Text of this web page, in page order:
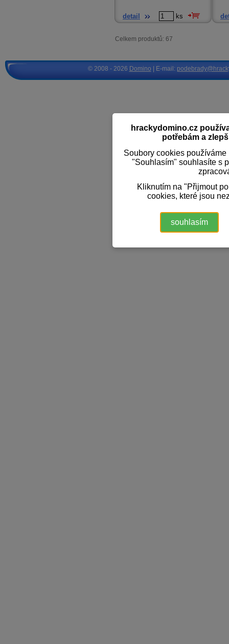
detail ks
Celkem produktů: 67
hrackydomino.cz
potřebám a
Soubory cookies
"Souhlasím" souhlasíte s
Kliknutím na "Přijmout
cookies, které jsou
souhlasím
© 2008 - 2026 Domino | E-mail: